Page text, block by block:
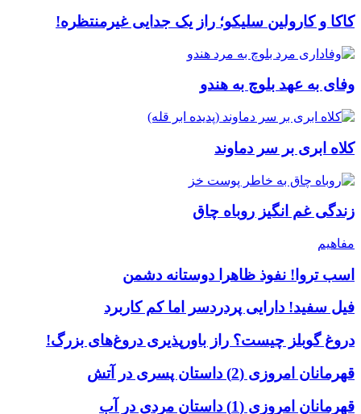
کاکا و کارولین سلیکو؛ راز یک جدایی غیرمنتظره!
وفای به عهد بلوچ به هندو
کلاه ابری بر سر دماوند
زندگی غم انگیز روباه چاق
مفاهیم
اسب تروا! نفوذ ظاهرا دوستانه دشمن
فیل سفید! دارایی پردردسر اما کم کاربرد
دروغ گوبلز چیست؟ راز باورپذیری دروغ‌های بزرگ!
قهرمانان امروزی (2) داستان پسری در آتش
قهرمانان امروزی (1) داستان مردی در آب